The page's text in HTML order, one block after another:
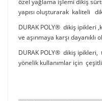
özel yağlama işlemi dikiş
yapısı oluşturarak kaliteli
DURAK POLY® dikiş ipikleri
ve aşınmaya karşı
DURAK POLY® dikiş
yönelik kullanımlar için